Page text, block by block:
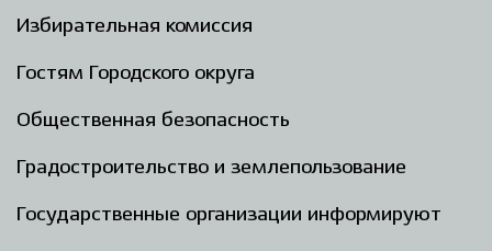
Избирательная комиссия
Гостям Городского округа
Общественная безопасность
Градостроительство и землепользование
Государственные организации информируют